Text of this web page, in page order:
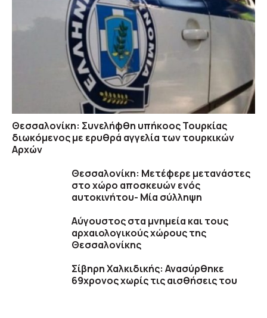
Θεσσαλονίκη: Συνελήφθη υπήκοος Τουρκίας
διωκόμενος με ερυθρά αγγελία των τουρκικών
Αρχών
Θεσσαλονίκη: Μετέφερε μετανάστες
στο χώρο αποσκευών ενός
αυτοκινήτου- Μία σύλληψη
Αύγουστος στα μνημεία και τους
αρχαιολογικούς χώρους της
Θεσσαλονίκης
Σίβηρη Χαλκιδικής: Ανασύρθηκε
69χρονος χωρίς τις αισθήσεις του